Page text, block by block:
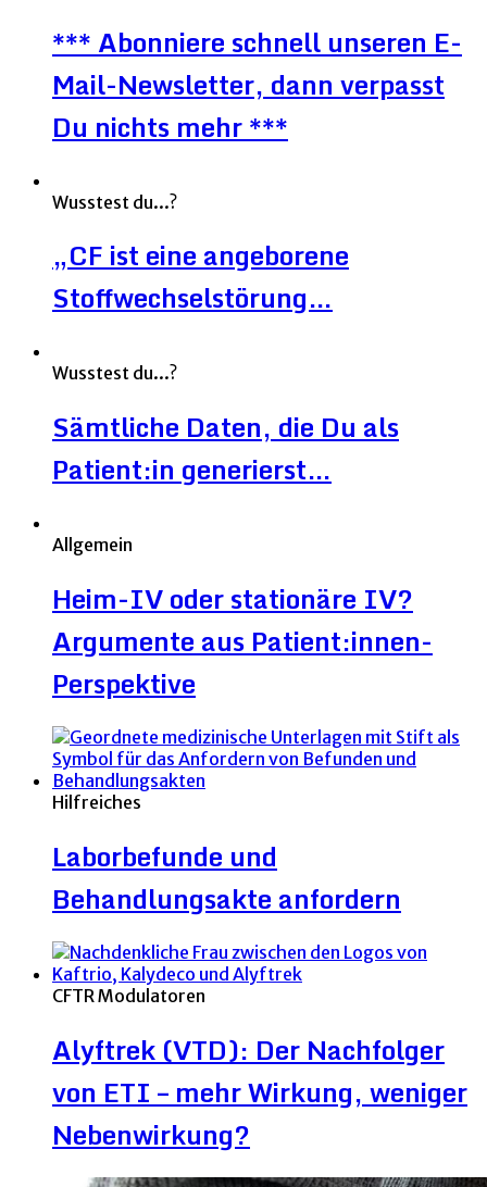
*** Abonniere schnell unseren E-
Mail-Newsletter, dann verpasst
Du nichts mehr ***
Wusstest du...?
„CF ist eine angeborene
Stoffwechselstörung…
Wusstest du...?
Sämtliche Daten, die Du als
Patient:in generierst…
Allgemein
Heim-IV oder stationäre IV?
Argumente aus Patient:innen-
Perspektive
Hilfreiches
Laborbefunde und
Behandlungsakte anfordern
CFTR Modulatoren
Alyftrek (VTD): Der Nachfolger
von ETI – mehr Wirkung, weniger
Nebenwirkung?